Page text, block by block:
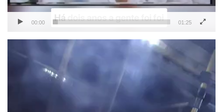
00:00 01:25